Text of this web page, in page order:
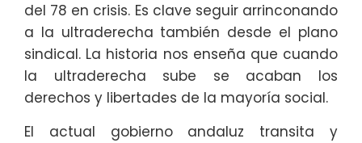
del 78 en crisis. Es clave seguir arrinconando
a la ultraderecha también desde el plano
sindical. La historia nos enseña que cuando
la ultraderecha sube se acaban los
derechos y libertades de la mayoría social.
El actual gobierno andaluz transita y